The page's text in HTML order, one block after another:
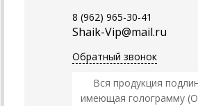
8 (962) 965-30-41
Shaik-Vip@mail.ru
Обратный звонок
Вся продукция
имеющая голограмму